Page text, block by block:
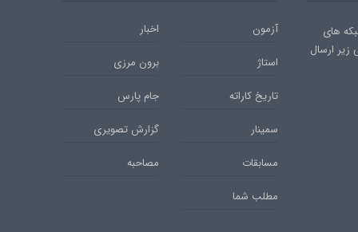
های
زیر ارسال
آزمون
اخبار
استاژ
برون مرزی
تاریخ کاراته
جام پارس
سمینار
گزارش تصویری
مسابقات
مصاحبه
مطلب شما